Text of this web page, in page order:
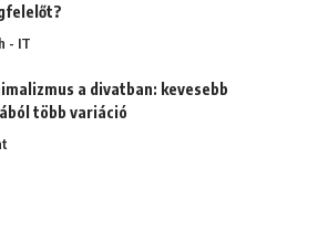
- IT
a divatban: kevesebb
több variáció